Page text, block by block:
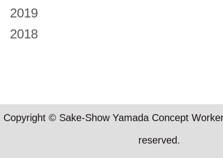
2019
2018
Copyright © Sake-Show Yamada Concept
reserved.